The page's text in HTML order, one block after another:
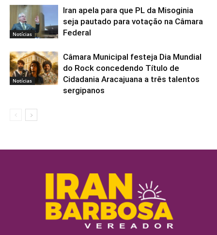
Notícias
Iran apela para que PL da Misoginia
seja pautado para votação na Câmara
Federal
Notícias
Câmara Municipal festeja Dia Mundial
do Rock concedendo Título de
Cidadania Aracajuana a três talentos
sergipanos